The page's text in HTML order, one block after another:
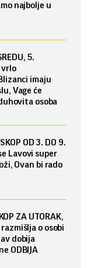
najbolje u
5.
vrlo
imaju
Vage će
osoba
OD 3. DO 9.
Lavovi super
Ovan bi rado
ZA UTORAK,
razmišlja o osobi
dobija
ODBIJA